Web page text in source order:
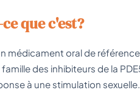
que c'est?
médicament oral de
des inhibiteurs de la
à une stimulation sexuelle.